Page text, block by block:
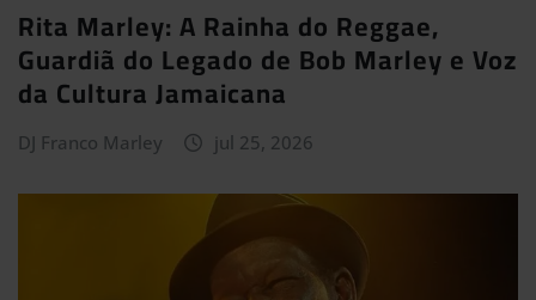
Rita Marley: A Rainha do Reggae,
Guardiã do Legado de Bob Marley e Voz
da Cultura Jamaicana
DJ Franco Marley jul 25, 2026